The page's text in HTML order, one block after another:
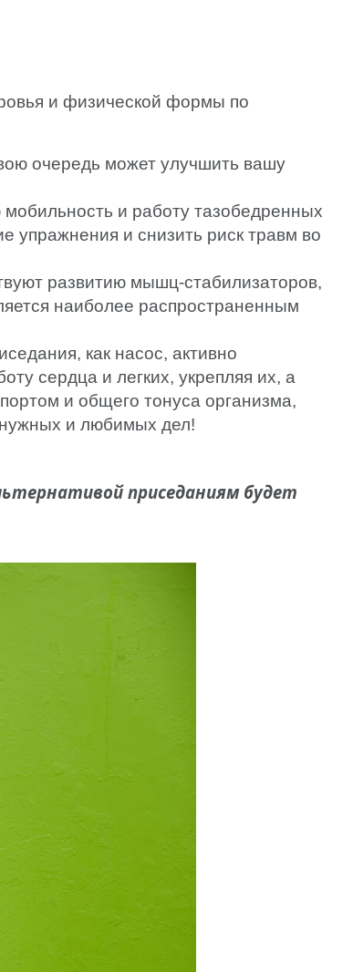
и физической формы по
очередь может улучшить вашу
и работу тазобедренных
упражнения и снизить риск травм во
развитию мышц-стабилизаторов,
наиболее распространенным
как насос, активно
сердца и легких, укрепляя их, а
и общего тонуса организма,
нужных и любимых дел!
приседаниям будет